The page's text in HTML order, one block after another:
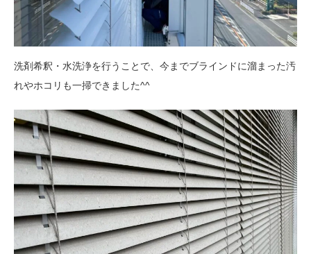
洗剤希釈・水洗浄を行うことで、今までブラインドに溜まった汚
れやホコリも一掃できました^^